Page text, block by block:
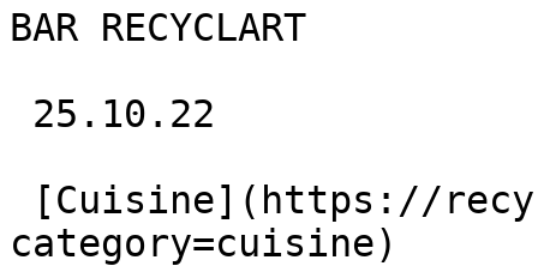
BAR RECYCLART
category=cuisine)